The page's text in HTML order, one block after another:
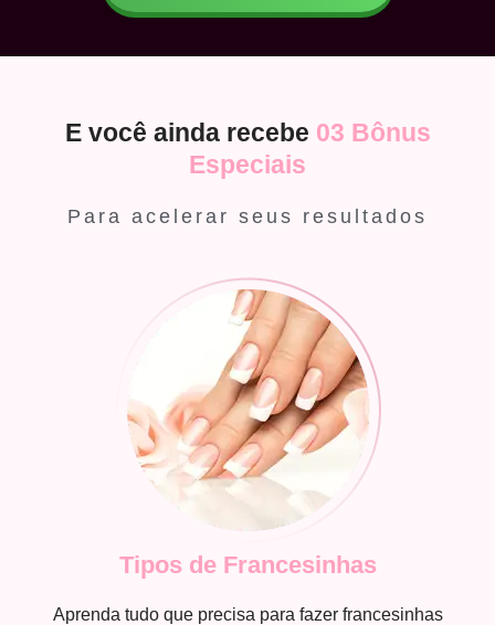
E você ainda recebe 03 Bônus
Especiais
Para acelerar seus resultados
Tipos de Francesinhas
Aprenda tudo que precisa para fazer francesinhas